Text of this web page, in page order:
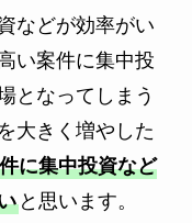
などが効率がい
い案件に集中投
となってしまう
大きく増やした
に集中投資など
と思います。